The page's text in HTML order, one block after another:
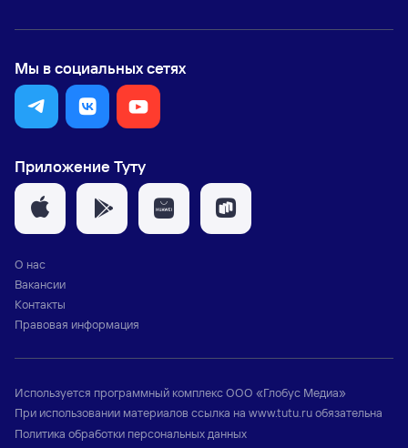
Мы в социальных сетях
Приложение Туту
О нас
Вакансии
Контакты
Правовая информация
Используется программный комплексООО «Глобус Медиа»
При использовании материалов ссылка на www.tutu.ruобязательна
Политика обработки персональных данных